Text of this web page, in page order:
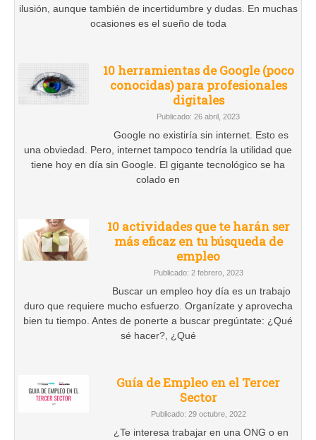
ilusión, aunque también de incertidumbre y dudas. En muchas
ocasiones es el sueño de toda
10 herramientas de Google (poco
conocidas) para profesionales
digitales
Publicado: 26 abril, 2023
Google no existiría sin internet. Esto es
una obviedad. Pero, internet tampoco tendría la utilidad que
tiene hoy en día sin Google. El gigante tecnológico se ha
colado en
10 actividades que te harán ser
más eficaz en tu búsqueda de
empleo
Publicado: 2 febrero, 2023
Buscar un empleo hoy día es un trabajo
duro que requiere mucho esfuerzo. Organízate y aprovecha
bien tu tiempo. Antes de ponerte a buscar pregúntate: ¿Qué
sé hacer?, ¿Qué
Guía de Empleo en el Tercer
Sector
Publicado: 29 octubre, 2022
¿Te interesa trabajar en una ONG o en